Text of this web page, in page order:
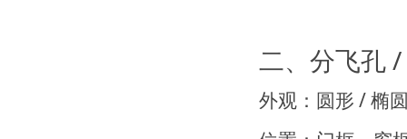
二、分飞孔
外观：圆形 / 椭